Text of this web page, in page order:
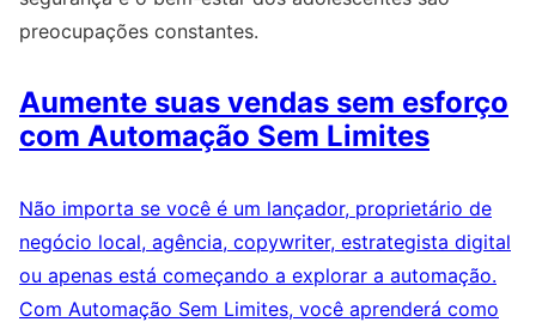
preocupações constantes.
Aumente suas vendas sem esforço
com Automação Sem Limites
Não importa se você é um lançador, proprietário de
negócio local, agência, copywriter, estrategista digital
ou apenas está começando a explorar a automação.
Com Automação Sem Limites, você aprenderá como